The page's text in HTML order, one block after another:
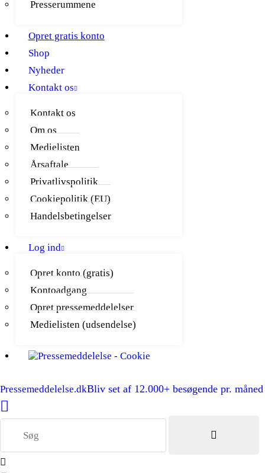
Presserummene
Opret gratis konto
Shop
Nyheder
Kontakt os
Kontakt os
Om os
Medielisten
Årsaftale
Privatlivspolitik
Cookiepolitik (EU)
Handelsbetingelser
Log ind
Opret konto (gratis)
Kontoadgang
Opret pressemeddelelser
Medielisten (udsendelse)
Pressemeddelelse.dkBliv set af 12.000+ besøgende pr. måned